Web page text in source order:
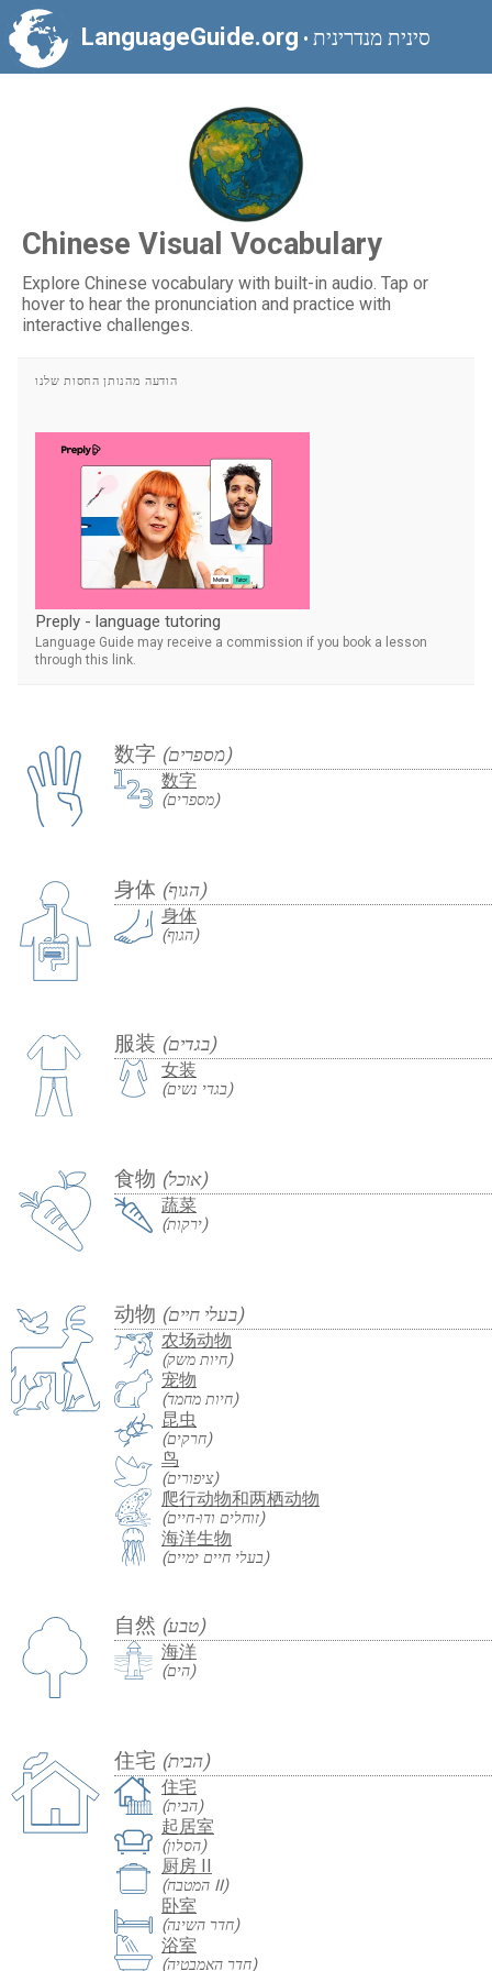
LanguageGuide.org • סינית מנדרינית
Chinese Visual Vocabulary
Explore Chinese vocabulary with built-in audio. Tap or
hover to hear the pronunciation and practice with
interactive challenges.
数字 (מספרים)
数字
(מספרים)
身体 (הגוף)
身体
(הגוף)
服装 (בגדים)
女装
(בגדי נשים)
食物 (אוכל)
蔬菜
(ירקות)
动物 (בעלי חיים)
农场动物
(חיות משק)
宠物
(חיות מחמד)
昆虫
(חרקים)
鸟
(ציפורים)
爬行动物和两栖动物
(זוחלים ודו-חיים)
海洋生物
(בעלי חיים ימיים)
自然 (טבע)
海洋
(הים)
住宅 (הבית)
住宅
(הבית)
起居室
(הסלון)
厨房 II
(המטבח II)
卧室
(חדר השינה)
浴室
(חדר האמבטיה)
הודעה מהנותן החסות שלנו
Preply - language tutoring
Language Guide may receive a commission if you book a lesson
through this link.